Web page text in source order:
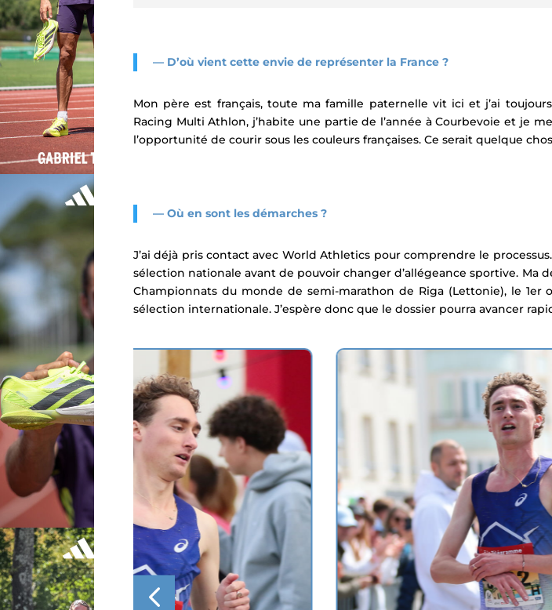
— D’où vient cette envie de représenter la France ?
Mon père est français, toute ma famille paternelle vit ici et j’ai
Racing Multi Athlon, j’habite une partie de l’année à Courbevoie et je
l’opportunité de courir sous les couleurs françaises. Ce serait quelque
— Où en sont les démarches ?
J’ai déjà pris contact avec World Athletics pour comprendre le
sélection nationale avant de pouvoir changer d’allégeance sportive. Ma
Championnats du monde de semi-marathon de Riga (Lettonie), le 1er
sélection internationale. J’espère donc que le dossier pourra avancer